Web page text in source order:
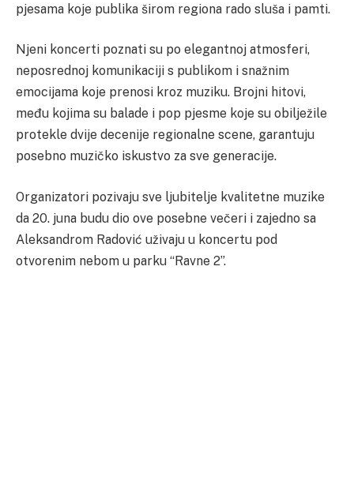
pjesama koje publika širom regiona rado sluša i pamti.
Njeni koncerti poznati su po elegantnoj atmosferi,
neposrednoj komunikaciji s publikom i snažnim
emocijama koje prenosi kroz muziku. Brojni hitovi,
među kojima su balade i pop pjesme koje su obilježile
protekle dvije decenije regionalne scene, garantuju
posebno muzičko iskustvo za sve generacije.
Organizatori pozivaju sve ljubitelje kvalitetne muzike
da 20. juna budu dio ove posebne večeri i zajedno sa
Aleksandrom Radović uživaju u koncertu pod
otvorenim nebom u parku “Ravne 2”.